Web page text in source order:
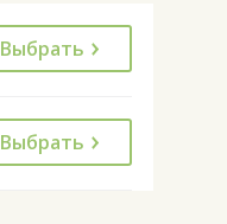
Выбрать
Выбрать